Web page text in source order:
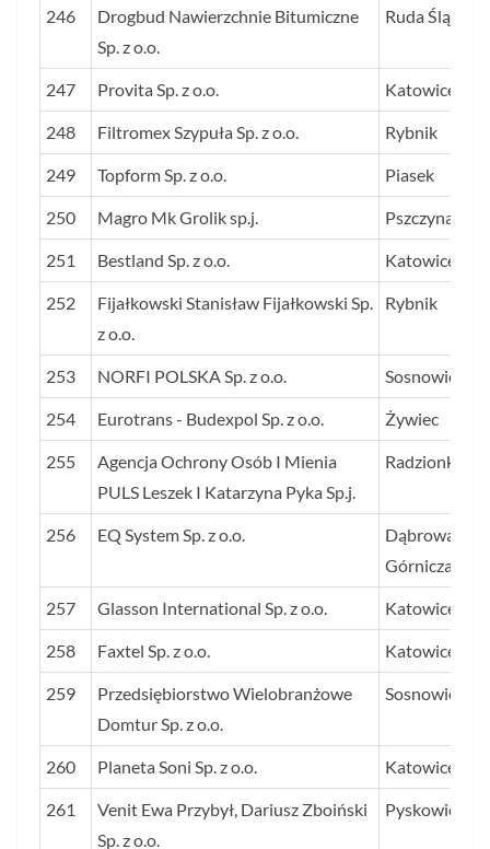
246
Drogbud Nawierzchnie Bitumiczne
Sp. z o.o.
Ruda Śląska
247 Provita Sp. z o.o. Katowice
248 Filtromex Szypuła Sp. z o.o. Rybnik
249 Topform Sp. z o.o. Piasek
250 Magro Mk Grolik sp.j. Pszczyna
251 Bestland Sp. z o.o. Katowice
252
Fijałkowski Stanisław Fijałkowski Sp.
z o.o.
Rybnik
253 NORFI POLSKA Sp. z o.o. Sosnowiec
254 Eurotrans - Budexpol Sp. z o.o. Żywiec
255
Agencja Ochrony Osób I Mienia
PULS Leszek I Katarzyna Pyka Sp.j.
Radzionków
256 EQ System Sp. z o.o.
Dąbrowa
Górnicza
257 Glasson International Sp. z o.o. Katowice
258 Faxtel Sp. z o.o. Katowice
259
Przedsiębiorstwo Wielobranżowe
Domtur Sp. z o.o.
Sosnowiec
260 Planeta Soni Sp. z o.o. Katowice
261
Venit Ewa Przybył, Dariusz Zboiński
Sp. z o.o.
Pyskowice